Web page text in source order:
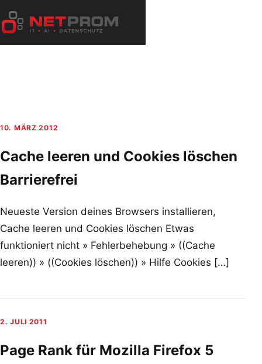
Inhalt
10. MÄRZ 2012
Cache leeren und Cookies löschen
Barrierefrei
Neueste Version deines Browsers installieren,
Cache leeren und Cookies löschen Etwas
funktioniert nicht » Fehlerbehebung » ((Cache
leeren)) » ((Cookies löschen)) » Hilfe Cookies […]
2. JULI 2011
Page Rank für Mozilla Firefox 5